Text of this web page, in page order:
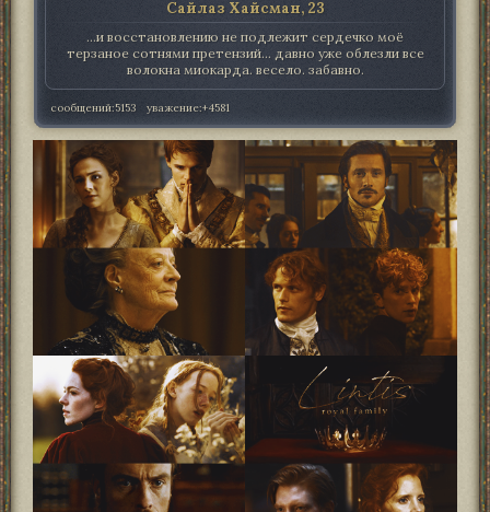
Сайлаз Хайсман, 23
...и восстановлению не подлежит сердечко моё
терзаное сотнями претензий... давно уже облезли все
волокна миокарда. весело. забавно.
сообщений:5153 уважение:+4581